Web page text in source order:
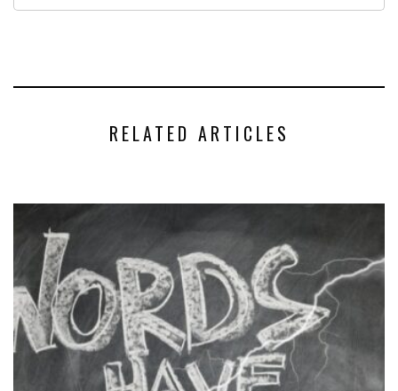
RELATED ARTICLES